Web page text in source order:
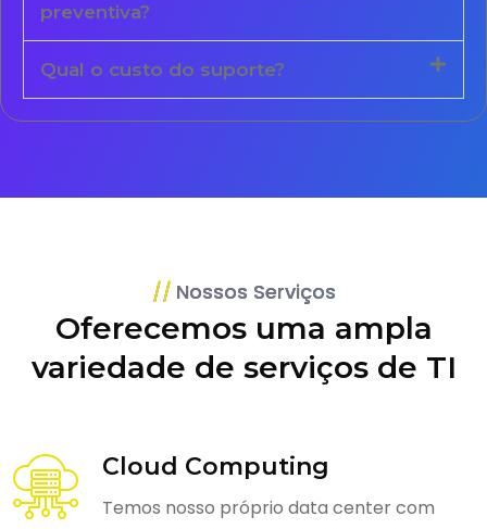
preventiva?
Qual o custo do suporte?
Nossos Serviços
Oferecemos uma ampla
variedade de serviços de TI
Cloud Computing
Temos nosso próprio data center com